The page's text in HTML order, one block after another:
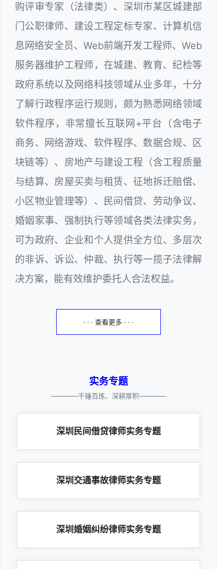
购评审专家（法律类）、深圳市某区城建部
门公职律师、建设工程定标专家、计算机信
息网络安全员、Web前端开发工程师、Web
服务器维护工程师，在城建、教育、纪检等
政府系统以及网络科技领域从业多年，十分
了解行政程序运行规则，颇为熟悉网络领域
软件程序，非常擅长互联网+平台（含电子
商务、网络游戏、软件程序、数据合规、区
块链等）、房地产与建设工程（含工程质量
与结算、房屋买卖与租赁、征地拆迁赔偿、
小区物业管理等）、民间借贷、劳动争议、
婚姻家事、强制执行等领域各类法律实务，
可为政府、企业和个人提供全方位、多层次
的非诉、诉讼、仲裁、执行等一揽子法律解
决方案，能有效维护委托人合法权益。
· · · 查看更多 · · ·
实务专题
————千锤百炼、深耕厚积————
深圳民间借贷律师实务专题
深圳交通事故律师实务专题
深圳婚姻纠纷律师实务专题